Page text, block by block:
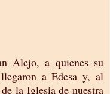
Alejo, a quienes su
a Edesa y, al
la Iglesia de nuestra